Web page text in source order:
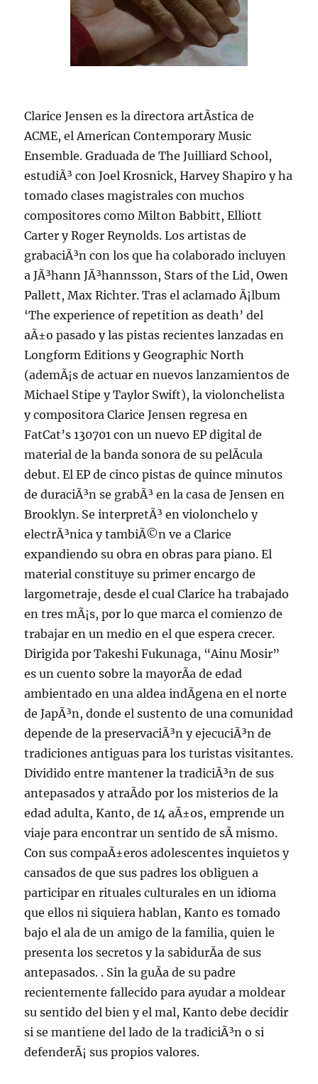
Clarice Jensen es la directora artÃ­stica de
ACME, el American Contemporary Music
Ensemble. Graduada de The Juilliard School,
estudiÃ³ con Joel Krosnick, Harvey Shapiro y ha
tomado clases magistrales con muchos
compositores como Milton Babbitt, Elliott
Carter y Roger Reynolds. Los artistas de
grabaciÃ³n con los que ha colaborado incluyen
a JÃ³hann JÃ³hannsson, Stars of the Lid, Owen
Pallett, Max Richter. Tras el aclamado Ã¡lbum
‘The experience of repetition as death’ del
aÃ±o pasado y las pistas recientes lanzadas en
Longform Editions y Geographic North
(ademÃ¡s de actuar en nuevos lanzamientos de
Michael Stipe y Taylor Swift), la violonchelista
y compositora Clarice Jensen regresa en
FatCat’s 130701 con un nuevo EP digital de
material de la banda sonora de su pelÃ­cula
debut. El EP de cinco pistas de quince minutos
de duraciÃ³n se grabÃ³ en la casa de Jensen en
Brooklyn. Se interpretÃ³ en violonchelo y
electrÃ³nica y tambiÃ©n ve a Clarice
expandiendo su obra en obras para piano. El
material constituye su primer encargo de
largometraje, desde el cual Clarice ha trabajado
en tres mÃ¡s, por lo que marca el comienzo de
trabajar en un medio en el que espera crecer.
Dirigida por Takeshi Fukunaga, “Ainu Mosir”
es un cuento sobre la mayorÃ­a de edad
ambientado en una aldea indÃ­gena en el norte
de JapÃ³n, donde el sustento de una comunidad
depende de la preservaciÃ³n y ejecuciÃ³n de
tradiciones antiguas para los turistas visitantes.
Dividido entre mantener la tradiciÃ³n de sus
antepasados y atraÃ­do por los misterios de la
edad adulta, Kanto, de 14 aÃ±os, emprende un
viaje para encontrar un sentido de sÃ­ mismo.
Con sus compaÃ±eros adolescentes inquietos y
cansados de que sus padres los obliguen a
participar en rituales culturales en un idioma
que ellos ni siquiera hablan, Kanto es tomado
bajo el ala de un amigo de la familia, quien le
presenta los secretos y la sabidurÃ­a de sus
antepasados. . Sin la guÃ­a de su padre
recientemente fallecido para ayudar a moldear
su sentido del bien y el mal, Kanto debe decidir
si se mantiene del lado de la tradiciÃ³n o si
defenderÃ¡ sus propios valores.